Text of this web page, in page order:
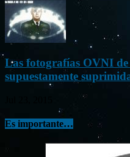
Las fotografías OVNI
supuestamente
Es importante…